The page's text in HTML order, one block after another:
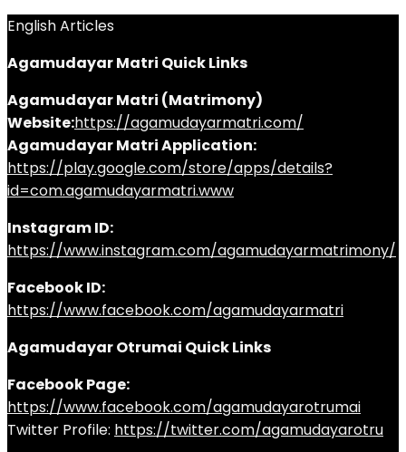
English Articles
Agamudayar Matri Quick Links
Agamudayar Matri (Matrimony)
Website:https://agamudayarmatri.com/
Agamudayar Matri Application:
https://play.google.com/store/apps/details?
id=com.agamudayarmatri.www
Instagram ID:
https://www.instagram.com/agamudayarmatrimony/
Facebook ID:
https://www.facebook.com/agamudayarmatri
Agamudayar Otrumai Quick Links
Facebook Page:
https://www.facebook.com/agamudayarotrumai
Twitter Profile: https://twitter.com/agamudayarotru